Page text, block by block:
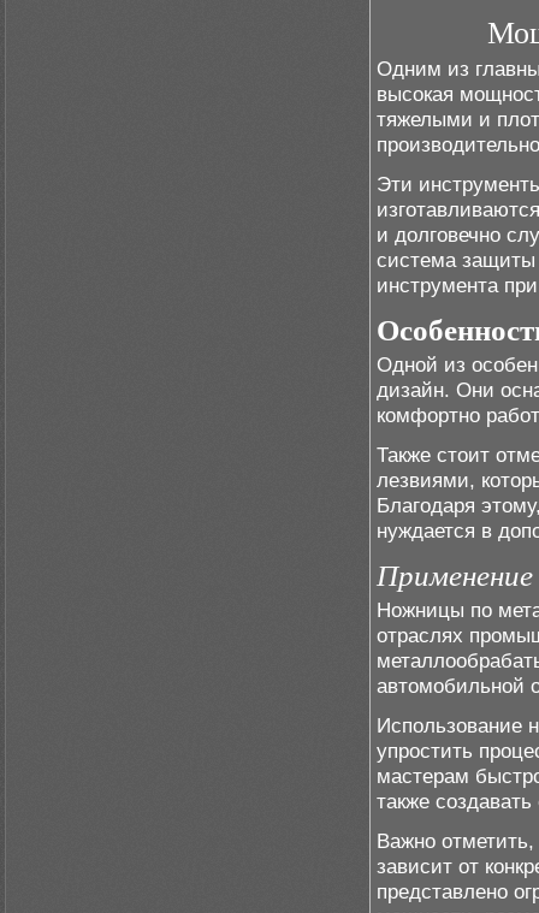
Одним из
высокая
тяжелыми и
Эти
и долговечно
система защиты
инструмента
Одной из
дизайн. Они
комфортно
Также стоит
лезвиями,
Благодаря
нуждается в
Ножницы по
отраслях
автомобильной
Использование
упростить
мастерам
также
Важно
зависит от
представлено